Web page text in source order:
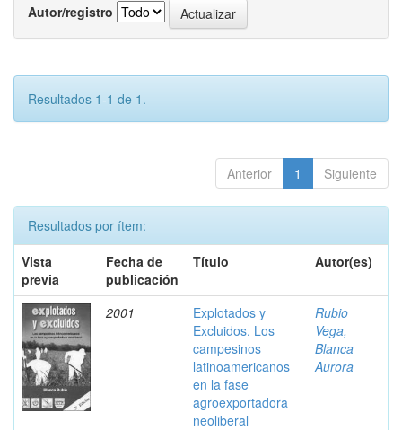
Autor/registro
Resultados 1-1 de 1.
Anterior 1 Siguiente
Resultados por ítem:
Vista
previa
Fecha de
publicación
Título Autor(es)
2001
Explotados y
Excluidos. Los
campesinos
latinoamericanos
en la fase
agroexportadora
neoliberal
Rubio
Vega,
Blanca
Aurora